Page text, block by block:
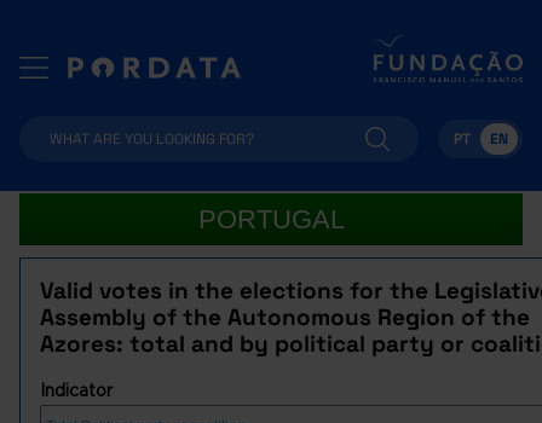
PT EN
PORTUGAL
Valid votes in the elections for the
Assembly of the Autonomous Region of the
Azores: total and by political party or
Indicator